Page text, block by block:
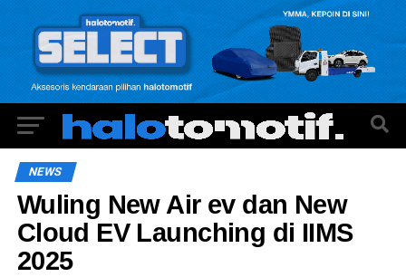
NEWS
Wuling New Air ev dan New
Cloud EV Launching di IIMS
2025